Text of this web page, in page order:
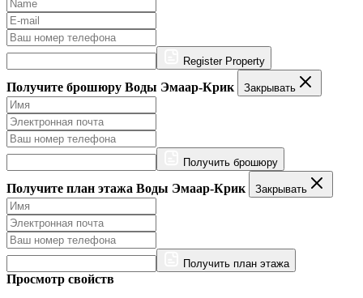
Register Property
Получите брошюру Воды Эмаар-Крик Закрывать
Получить брошюру
Получите план этажа Воды Эмаар-Крик Закрывать
Получить план этажа
Просмотр свойств